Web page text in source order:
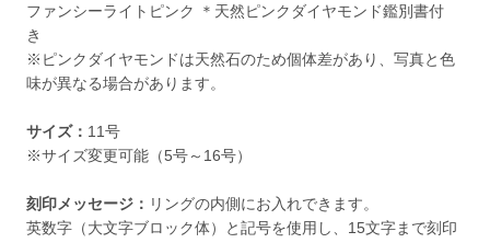
ファンシーライトピンク ＊天然ピンクダイヤモンド鑑別書付
き
※ピンクダイヤモンドは天然石のため個体差があり、写真と色
味が異なる場合があります。
サイズ： 11号
※サイズ変更可能（5号～16号）
刻印メッセージ： リングの内側にお入れできます。
英数字（大文字ブロック体）と記号を使用し、15文字まで刻印